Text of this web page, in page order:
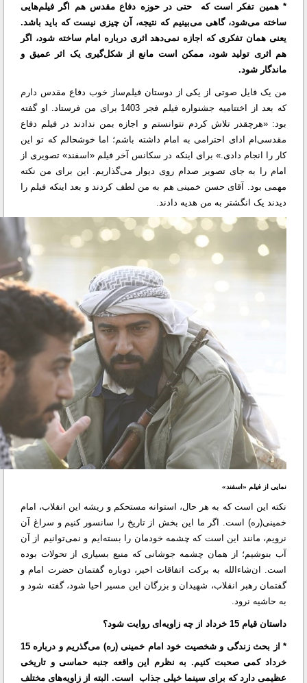
* همین تفکر است که حتی در حوزه دفاع مقدس هم اگر فیلم‌هایی
ساخته می‌شود، گاهی می‌بینیم که نتیجه، آن چیزی نیست که باید باشد.
یعنی همان تفکری که اجازه نمی‌دهد اثری درباره امام ساخته شود، اگر
هم اثری تولید شود، ممکن است مانع از شکل‌گیری یک اثر عمیق و
ماندگار شود.
من یک فایل صوتی از یکی از دوستان فیلم‌ساز خوب دفاع مقدس دارم
که بعد از اختتامیه جشنواره فیلم فجر 1403 برای من فرستاد. او گفته
بود: «هرچقدر تلاش کردم نتوانستم و اجازه بمن ندادند در فیلم دفاع
مقدسی‌ام ادای احترامی به امام داشته باشم؛ اما خوشحالم که تو این
کار را انجام دادی.» برای اینکه در سکانس آخر فیلم «اسفند» تصویری از
امام را به جای تصویر صدام روی دیوار می‌گذاریم. این برای من نکته
مهمی بود. آقای حسن خمینی هم به من لطف کردند و بعد اینکه فیلم را
دیدند یک انگشتر به من هدیه دادند.
نمایی از فیلم «اسفند»
نکته این است که به هر حال، استوانه مستحکم و ریشه این انقلاب، امام
خمینی(ره) است. اگر ما این بخش از تاریخ را سانسور کنیم و سراغ آن
نرویم، مانند این است که چشمه خودمان را بسته‌ایم و نمی‌توانیم از آن
آب بنوشیم؛ از همان چشمه جوشانی که منبع بسیاری از تحولات بوده
است. ان‌شاءالله به برکت اتفاقات اخیر، دوباره گفتمان حضرت امام و
گفتمان رهبر انقلاب، شهیدان و بزرگان این مسیر احیا شود، گفته شود و
به حاشیه نرود.
داستان قیام 15 خرداد از چه زاویه‌ای روایت شود؟
* از بحث زندگی و شخصیت خود امام خمینی (ره) می‌گذریم و درباره 15
خرداد کمی صحبت کنیم. به نظرم این واقعه جنبه حماسی و تاریخی
عظیمی دارد که برای سینما خیلی جذاب است. البته از زاویه‌های مختلف